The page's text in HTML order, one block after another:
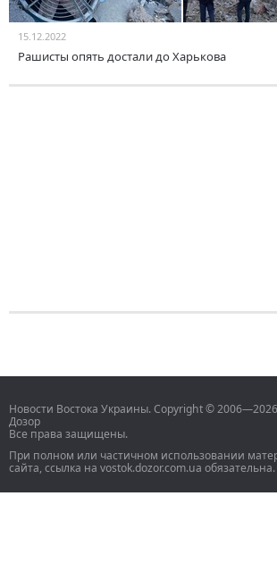
15.12.2022
Рашисты опять достали до Харькова
Новости Востока Украины. Copyright ©
Дозор
Все права защищены.
При полном или частичном использовании
сайта, ссылка на vostok.dozor.com.ua обязательна.